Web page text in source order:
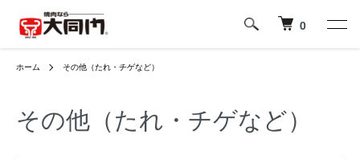
0
ホーム その他（たれ・チゲなど）
その他（たれ・チゲなど）